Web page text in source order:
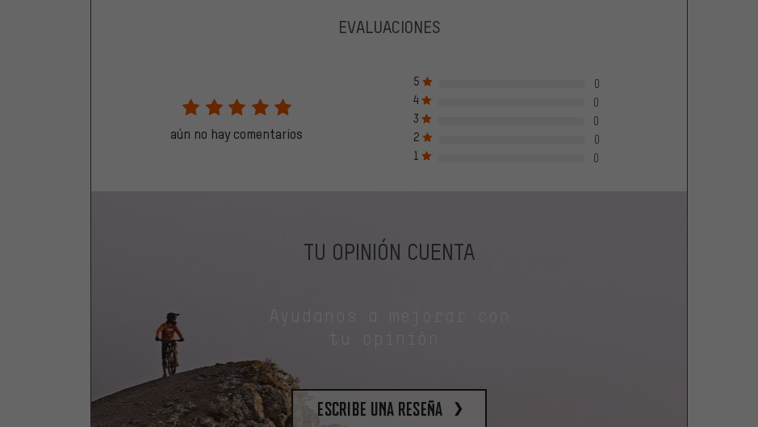
EVALUACIONES
aún no hay comentarios
5
0
4
0
3
0
2
0
1
0
TU OPINIÓN CUENTA
tu opinión.
escribe una reseña